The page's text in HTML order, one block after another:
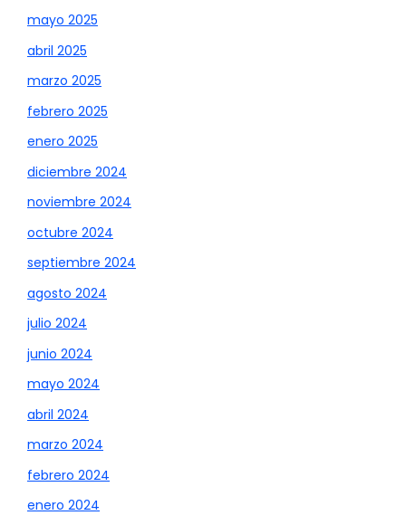
mayo 2025
abril 2025
marzo 2025
febrero 2025
enero 2025
diciembre 2024
noviembre 2024
octubre 2024
septiembre 2024
agosto 2024
julio 2024
junio 2024
mayo 2024
abril 2024
marzo 2024
febrero 2024
enero 2024